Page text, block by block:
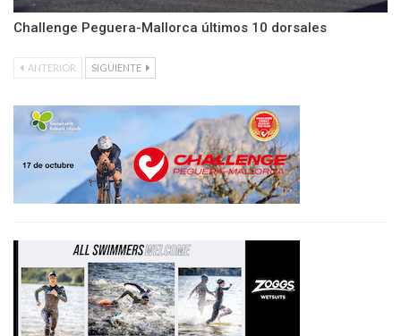
Challenge Peguera-Mallorca últimos 10 dorsales
ANTERIOR SIGUIENTE